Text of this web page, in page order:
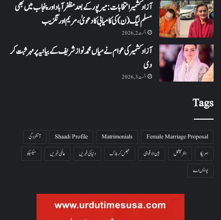
آزاد کشمیر انتخابات: میرپور کے بعد مظفرآباد اور پنجاب میں بھی
مسلم لیگ (ن) کی کامیابی کا دعویٰ، مریم اورنگزیب
اگست 2, 2026
آزاد کشمیر کی عوام نے میاں محمد نواز شریف کے بیانیہ پر مہر ثبت کر
دی
اگست 3, 2026
Tags
Female Marriage Proposal
Matrimonials
Shaadi Profile
آتشزدگی
امریکا
انٹرنیشنل بین الاقوامی جھلس کر ہلاک دنیا کی خبریں عالمی خبریں
میکسیکو
یو ایس اے